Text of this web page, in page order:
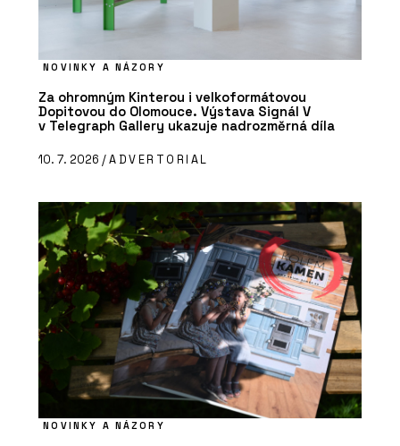
NOVINKY A NÁZORY
Za ohromným Kinterou i velkoformátovou
Dopitovou do Olomouce. Výstava Signál V
v Telegraph Gallery ukazuje nadrozměrná díla
10. 7. 2026 /ADVERTORIAL
NOVINKY A NÁZORY